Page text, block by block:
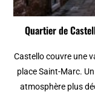
Quartier de
Castello couvre une
place Saint-Marc.
atmosphère plus